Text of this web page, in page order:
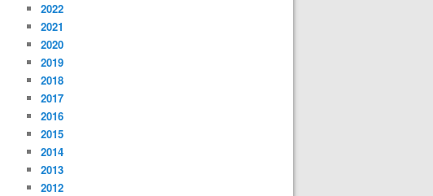
2022
2021
2020
2019
2018
2017
2016
2015
2014
2013
2012